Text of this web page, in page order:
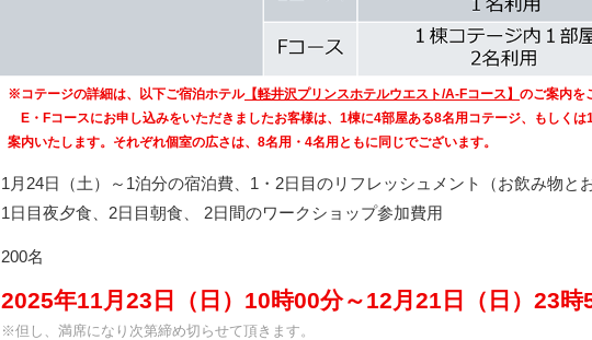
※コテージの詳細は、以下ご宿泊ホテル【軽井沢プリンスホテルウエスト/A-Fコース】 のご案内を
E・Fコースにお申し込みをいただきましたお客様は、1棟に4部屋ある8名用コテージ、もしく
案内いたします。それぞれ個室の広さは、8名用・4名用ともに同じでございます。
1月24日（土）～1泊分の宿泊費、1・2日目のリフレッシュメント（お飲み物と
1日目夜夕食、2日目朝食、 2日間のワークショップ参加費用
200名
2025年11月23日（日）10時00分～12月21日（日）23時
※但し、満席になり次第締め切らせて頂きます。